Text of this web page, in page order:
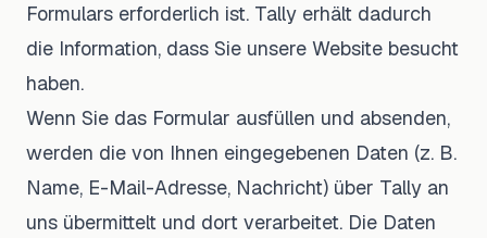
Formulars erforderlich ist. Tally erhält dadurch
die Information, dass Sie unsere Website besucht
haben.
Wenn Sie das Formular ausfüllen und absenden,
werden die von Ihnen eingegebenen Daten (z. B.
Name, E-Mail-Adresse, Nachricht) über Tally an
uns übermittelt und dort verarbeitet. Die Daten